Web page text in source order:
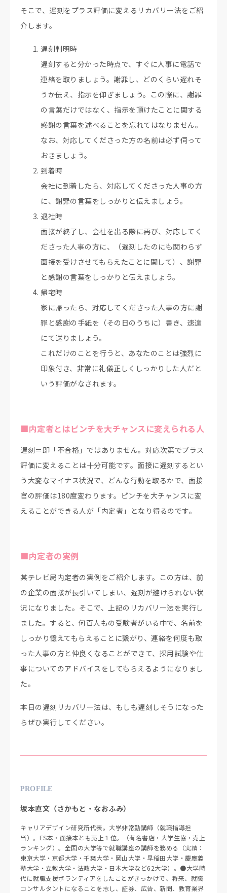
そこで、遅刻をプラス評価に変えるリカバリー法をご紹
介します。
遅刻判明時
遅刻すると分かった時点で、すぐに人事に電話で
連絡を取りましょう。謝罪し、どのくらい遅れそ
うか伝え、指示を仰ぎましょう。この際に、謝罪
の言葉だけではなく、指示を頂けたことに関する
感謝の言葉を述べることを忘れてはなりません。
なお、対応してくださった方の名前は必ず伺って
おきましょう。
到着時
会社に到着したら、対応してくださった人事の方
に、謝罪の言葉をしっかりと伝えましょう。
退社時
面接が終了し、会社を出る際に再び、対応してく
ださった人事の方に、（遅刻したのにも関わらず
面接を受けさせてもらえたことに関して）、謝罪
と感謝の言葉をしっかりと伝えましょう。
帰宅時
家に帰ったら、対応してくださった人事の方に謝
罪と感謝の手紙を（その日のうちに）書き、速達
にて送りましょう。
これだけのことを行うと、あなたのことは強烈に
印象付き、非常に礼儀正しくしっかりした人だと
いう評価がなされます。
■内定者とはピンチを大チャンスに変えられる人
遅刻＝即「不合格」ではありません。対応次第でプラス
評価に変えることは十分可能です。面接に遅刻するとい
う大変なマイナス状況で、どんな行動を取るかで、面接
官の評価は180度変わります。ピンチを大チャンスに変
えることができる人が「内定者」となり得るのです。
■内定者の実例
某テレビ局内定者の実例をご紹介します。この方は、前
の企業の面接が長引いてしまい、遅刻が避けられない状
況になりました。そこで、上記のリカバリー法を実行し
ました。すると、何百人もの受験者がいる中で、名前を
しっかり憶えてもらえることに繋がり、連絡を何度も取
った人事の方と仲良くなることができて、採用試験や仕
事についてのアドバイスをしてもらえるようになりまし
た。
本日の遅刻リカバリー法は、もしも遅刻しそうになった
らぜひ実行してください。
PROFILE
坂本直文（さかもと・なおふみ）
キャリアデザイン研究所代表。大学非常勤講師（就職指導担
当）。ES本・面接本とも売上１位。（有名書店・大学生協・売上
ランキング）。全国の大学等で就職講座の講師を務める（実績：
東京大学・京都大学・千葉大学・岡山大学・早稲田大学・慶應義
塾大学・立教大学・法政大学・日本大学など62大学）。●大学時
代に就職支援ボランティアをしたことがきっかけで、将来、就職
コンサルタントになることを志し、証券、広告、新聞、教育業界